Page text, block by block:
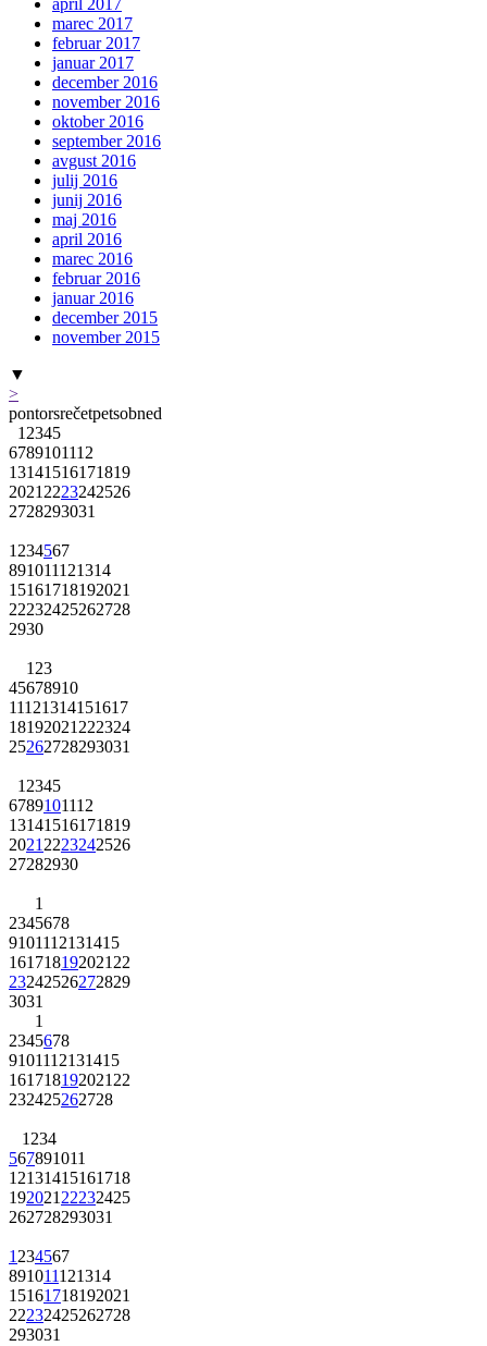
april 2017
marec 2017
februar 2017
januar 2017
december 2016
november 2016
oktober 2016
september 2016
avgust 2016
julij 2016
junij 2016
maj 2016
april 2016
marec 2016
februar 2016
januar 2016
december 2015
november 2015
▼
>
pontorsrečetpetsobned
1 2345
6789101112
13141516171819
2021 2223242526
2728293031
1 234567
891011121314
15161718192021
22232425262728
2930
1 23
45678910
11121314151617
18192021 222324
25262728293031
1 2345
6789101112
13141516171819
2021 2223242526
27282930
1
2345678
9101112131415
161718192021 22
23242526272829
3031
1
2345678
9101112131415
161718192021 22
232425262728
1 234
567891011
12131415161718
192021 22232425
262728293031
1 234567
891011121314
15161718192021
22232425262728
293031